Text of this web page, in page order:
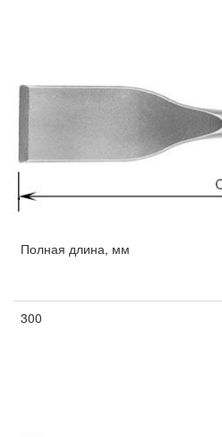
Полная длина, мм
Полная длина, мм
300